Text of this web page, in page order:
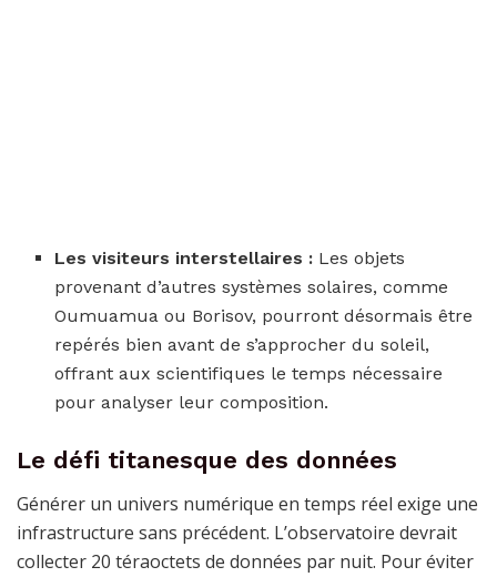
Les visiteurs interstellaires : Les objets
provenant d’autres systèmes solaires, comme
Oumuamua ou Borisov, pourront désormais être
repérés bien avant de s’approcher du soleil,
offrant aux scientifiques le temps nécessaire
pour analyser leur composition.
Le défi titanesque des données
Générer un univers numérique en temps réel exige une
infrastructure sans précédent. L’observatoire devrait
collecter 20 téraoctets de données par nuit. Pour éviter